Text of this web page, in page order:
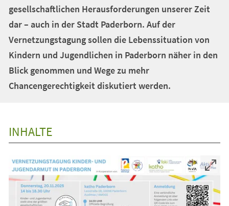
gesellschaftlichen Herausforderungen unserer Zeit
dar – auch in der Stadt Paderborn. Auf der
Vernetzungstagung sollen die Lebenssituation von
Kindern und Jugendlichen in Paderborn näher in den
Blick genommen und Wege zu mehr
Chancengerechtigkeit diskutiert werden.
INHALTE